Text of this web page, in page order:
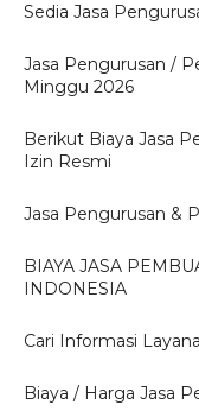
Sedia Jasa
Jasa Pengurusan /
Minggu 2026
Berikut Biaya Jasa
Izin Resmi
Jasa Pengurusan &
BIAYA JASA
INDONESIA
Cari Informasi
Biaya / Harga Jasa